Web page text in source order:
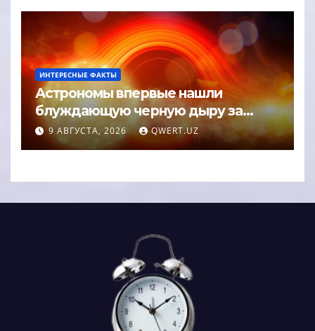
ИНТЕРЕСНЫЕ ФАКТЫ
Астрономы впервые нашли
блуждающую черную дыру за
пределами галактики
9 АВГУСТА, 2026 QWERT.UZ